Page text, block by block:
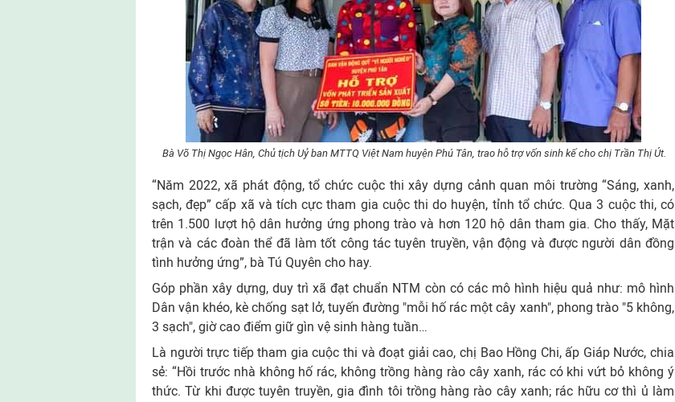
Bà Võ Thị Ngọc Hân, Chủ tịch Uỷ ban MTTQ Việt Nam huyện Phú Tân, trao hỗ trợ vốn sinh kế cho chị Trần Thị Út.
“Năm 2022, xã phát động, tổ chức cuộc thi xây dựng cảnh quan môi trường “Sáng, xanh,
sạch, đẹp” cấp xã và tích cực tham gia cuộc thi do huyện, tỉnh tổ chức. Qua 3 cuộc thi, có
trên 1.500 lượt hộ dân hưởng ứng phong trào và hơn 120 hộ dân tham gia. Cho thấy, Mặt
trận và các đoàn thể đã làm tốt công tác tuyên truyền, vận động và được người dân đồng
tình hưởng ứng”, bà Tú Quyên cho hay.
Góp phần xây dựng, duy trì xã đạt chuẩn NTM còn có các mô hình hiệu quả như: mô hình
Dân vận khéo, kè chống sạt lở, tuyến đường "mỗi hố rác một cây xanh", phong trào "5 không,
3 sạch", giờ cao điểm giữ gìn vệ sinh hàng tuần…
Là người trực tiếp tham gia cuộc thi và đoạt giải cao, chị Bao Hồng Chi, ấp Giáp Nước, chia
sẻ: “Hồi trước nhà không hố rác, không trồng hàng rào cây xanh, rác có khi vứt bỏ không ý
thức. Từ khi được tuyên truyền, gia đình tôi trồng hàng rào cây xanh; rác hữu cơ thì ủ làm